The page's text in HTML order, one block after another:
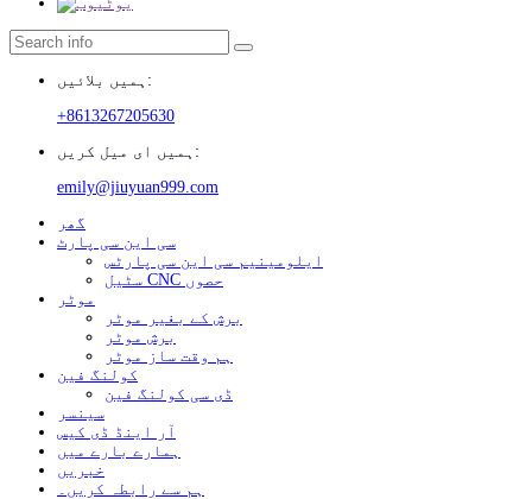
ہمیں بلائیں:
+8613267205630
ہمیں ای میل کریں:
emily@jiuyuan999.com
گھر
سی این سی پارٹ
ایلومینیم سی این سی پارٹس
سٹیل CNC حصوں
موٹر
برش کے بغیر موٹر
برش موٹر
ہم وقت ساز موٹر
کولنگ فین
ڈی سی کولنگ فین
سینسر
آر اینڈ ڈی کیس
ہمارے بارے میں
خبریں
ہم سے رابطہ کریں۔